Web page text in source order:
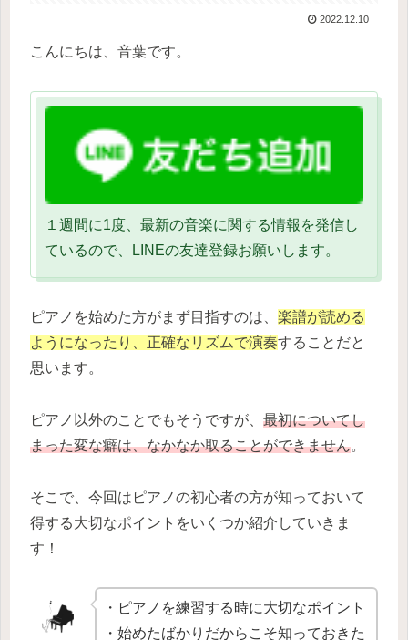
2022.12.10
こんにちは、音葉です。
１週間に1度、最新の音楽に関する情報を発信し
ているので、LINEの友達登録お願いします。
ピアノを始めた方がまず目指すのは、 楽譜が読める
ようになったり、正確なリズムで演奏することだと
思います。
ピアノ以外のことでもそうですが、 最初についてし
まった変な癖は、なかなか取ることができません。
そこで、今回はピアノの初心者の方が知っておいて
得する大切なポイントをいくつか紹介していきま
す！
・ピアノを練習する時に大切なポイント
・始めたばかりだからこそ知っておきた